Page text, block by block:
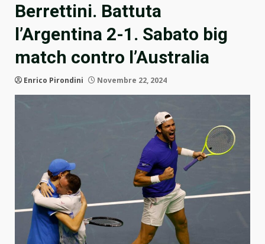
Berrettini. Battuta
l’Argentina 2-1. Sabato big
match contro l’Australia
Enrico Pirondini Novembre 22, 2024